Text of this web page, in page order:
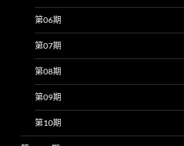
第06期
第07期
第08期
第09期
第10期